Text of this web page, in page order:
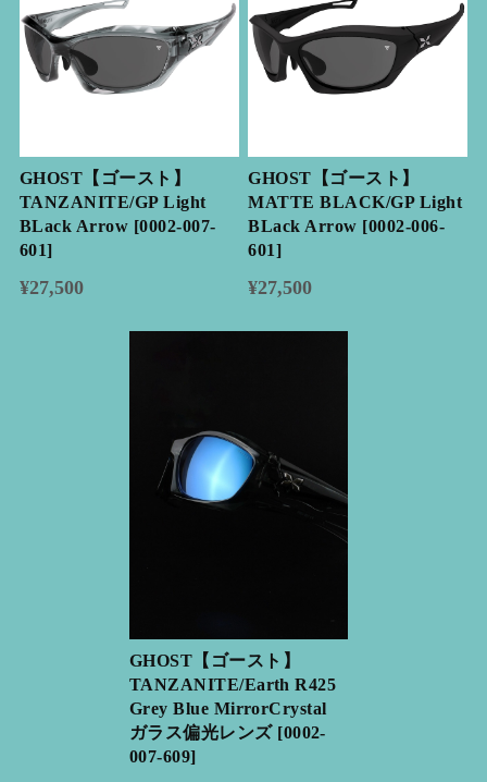
GHOST【ゴースト】
TANZANITE/GP Light
BLack Arrow [0002-007-
601]
¥27,500
GHOST【ゴースト】
MATTE BLACK/GP Light
BLack Arrow [0002-006-
601]
¥27,500
GHOST【ゴースト】
TANZANITE/Earth R425
Grey Blue MirrorCrystal
ガラス偏光レンズ [0002-
007-609]